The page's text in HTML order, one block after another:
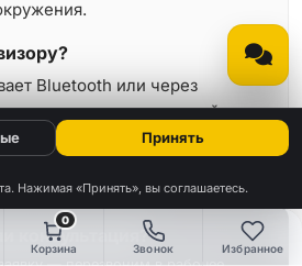
0
Корзина Звонок Избранное
Bluetooth или через
на части моделей
консультация?
Нажимая «Принять», вы соглашаетесь.
Принять